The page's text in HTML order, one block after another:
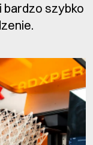
bardzo szybko